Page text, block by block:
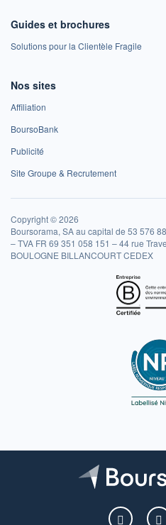
Guides et brochures
Solutions pour la Clientèle Fragile
Nos sites
Affiliation
BoursoBank
Publicité
Site Groupe & Recrutement
Copyright © 2026
Boursorama, SA au capital de 53 576
– TVA FR 69 351 058 151 – 44 rue
BOULOGNE BILLANCOURT CEDEX